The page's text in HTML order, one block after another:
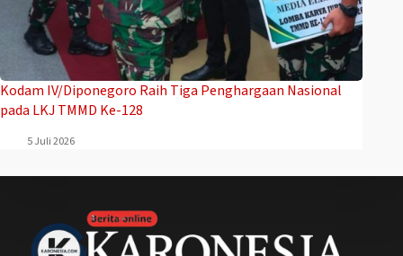
Kodam IV/Diponegoro Raih Tiga Penghargaan Nasional
pada LKJ TMMD Ke-128
5 Juli 2026